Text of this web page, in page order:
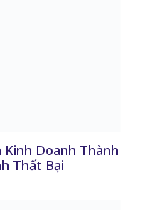
Doanh Thành
Thất Bại